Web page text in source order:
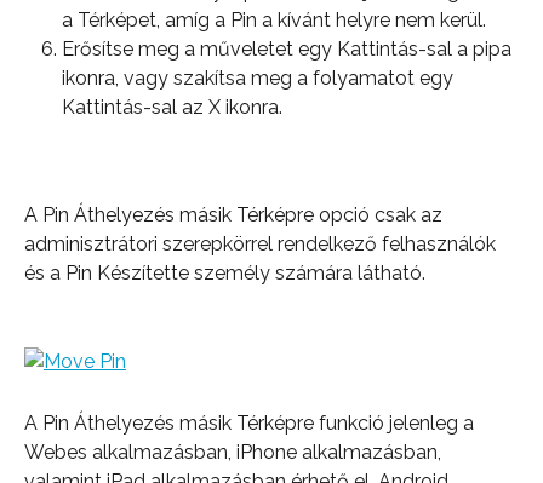
a Térképet, amíg a Pin a kívánt helyre nem kerül.
Erősítse meg a műveletet egy Kattintás-sal a pipa
ikonra, vagy szakítsa meg a folyamatot egy
Kattintás-sal az X ikonra.
A Pin Áthelyezés másik Térképre opció csak az
adminisztrátori szerepkörrel rendelkező felhasználók
és a Pin Készítette személy számára látható.
A Pin Áthelyezés másik Térképre funkció jelenleg a
Webes alkalmazásban, iPhone alkalmazásban,